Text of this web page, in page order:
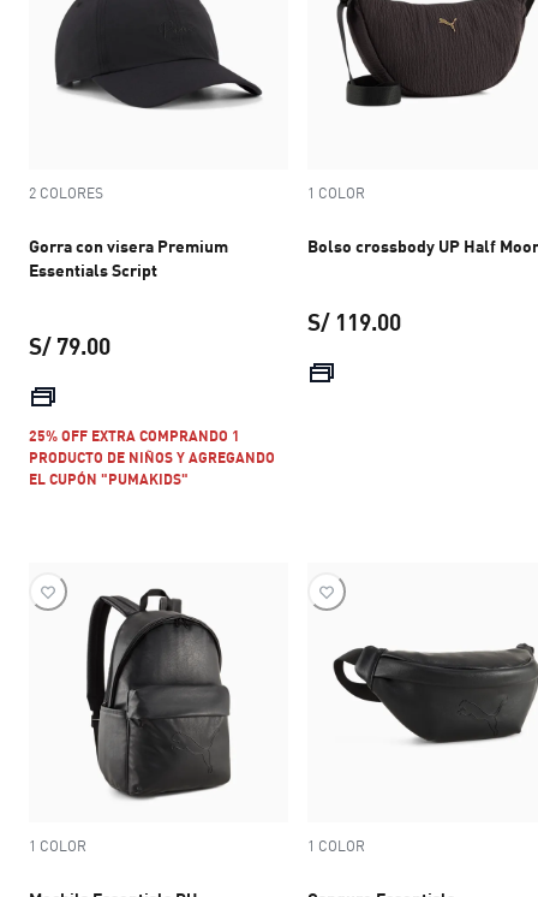
2 COLORES
Gorra con visera Premium
Essentials Script
S/ 79.00
25% OFF EXTRA COMPRANDO 1
PRODUCTO DE NIÑOS Y AGREGANDO
EL CUPÓN "PUMAKIDS"
1 COLOR
Bolso crossbody UP Half
S/ 119.00
1 COLOR 1 COLOR